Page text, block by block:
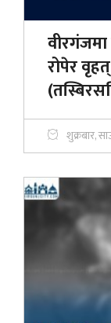
वीरगंजमा
रोपेर
शुक्रबार,